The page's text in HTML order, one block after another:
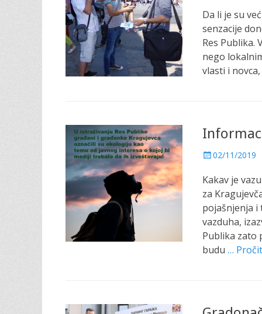
s
t
e
o
n
Da li je su
senzacije
Res Publika.
nego
vlasti i
P
s
t
e
d
o
n
02/11/2019
Kakav je
za
pojašnjenja i
vazduha,
Publika zato
budu …